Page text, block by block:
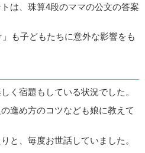
は、珠算4段のママの公文の答案
も子どもたちに意外な影響をも
く宿題もしている状況でした。
進め方のコツなども娘に教えて
と、毎度お世話していました。